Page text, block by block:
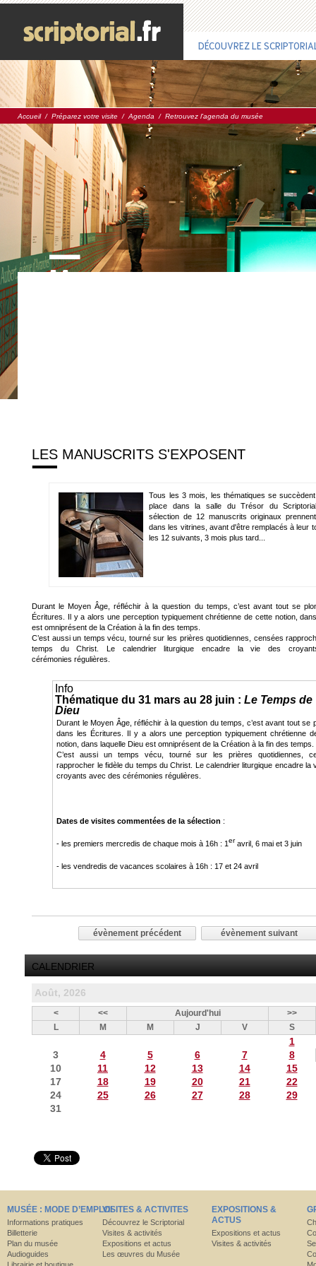
DÉCOUVREZ LE
Accueil/ Préparez votre visite / Agenda / Retrouvez l'agenda du musée
LES MANUSCRITS S'EXPOSENT
Tous les 3 mois, les thématiques se
place dans la salle du Trésor du
sélection de 12 manuscrits originaux
dans les vitrines, avant d'être remplacés à leur
les 12 suivants, 3 mois plus tard...
Durant le Moyen Âge, réfléchir à la question du temps, c’est avant tout se
Écritures. Il y a alors une perception typiquement chrétienne de cette notion,
est omniprésent de la Création à la fin des temps.
C’est aussi un temps vécu, tourné sur les prières quotidiennes, censées
temps du Christ. Le calendrier liturgique encadre la vie des
cérémonies régulières.
Info
Thématique du 31 mars au 28 juin :Le Temps de
Dieu
Durant le Moyen Âge, réfléchir à la question du temps, c’est avant tout se
dans les Écritures. Il y a alors une perception typiquement chrétienne
notion, dans laquelle Dieu est omniprésent de la Création à la fin des temps.
C’est aussi un temps vécu, tourné sur les prières quotidiennes,
rapprocher le fidèle du temps du Christ. Le calendrier liturgique encadre la
croyants avec des cérémonies régulières.
Dates de visites commentées de la sélection :
- les premiers mercredis de chaque mois à 16h : 1er avril, 6 mai et 3 juin
- les vendredis de vacances scolaires à 16h : 17 et 24 avril
évènement précédent évènement suivant
CALENDRIER
Août, 2026
< << Aujourd'hui
>>
L
M M J V S
1
3
4 5 6 7
8
10
11 12 13 14
15
17
18 19 20 21
22
24
25 26 27 28
29
31
MUSÉE : MODE D’EMPLOI
Informations pratiques
Billetterie
Plan du musée
Audioguides
VISITES & ACTIVITES
Découvrez le Scriptorial
Visites & activités
Expositions et actus
Les œuvres du Musée
EXPOSITIONS &
ACTUS
Expositions et actus
Visites & activités